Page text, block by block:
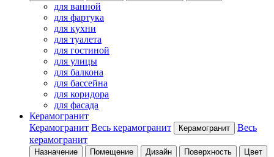
для ванной
для фартука
для кухни
для туалета
для гостиной
для улицы
для балкона
для бассейна
для коридора
для фасада
Керамогранит
Керамогранит Весь керамогранит Керамогранит
Весь
керамогранит
Назначение Помещение Дизайн Поверхность
Цвет